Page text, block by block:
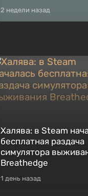
2 недели назад
Халява: в Steam
бесплатная раздача
симулятора
Breathedge
1 день назад